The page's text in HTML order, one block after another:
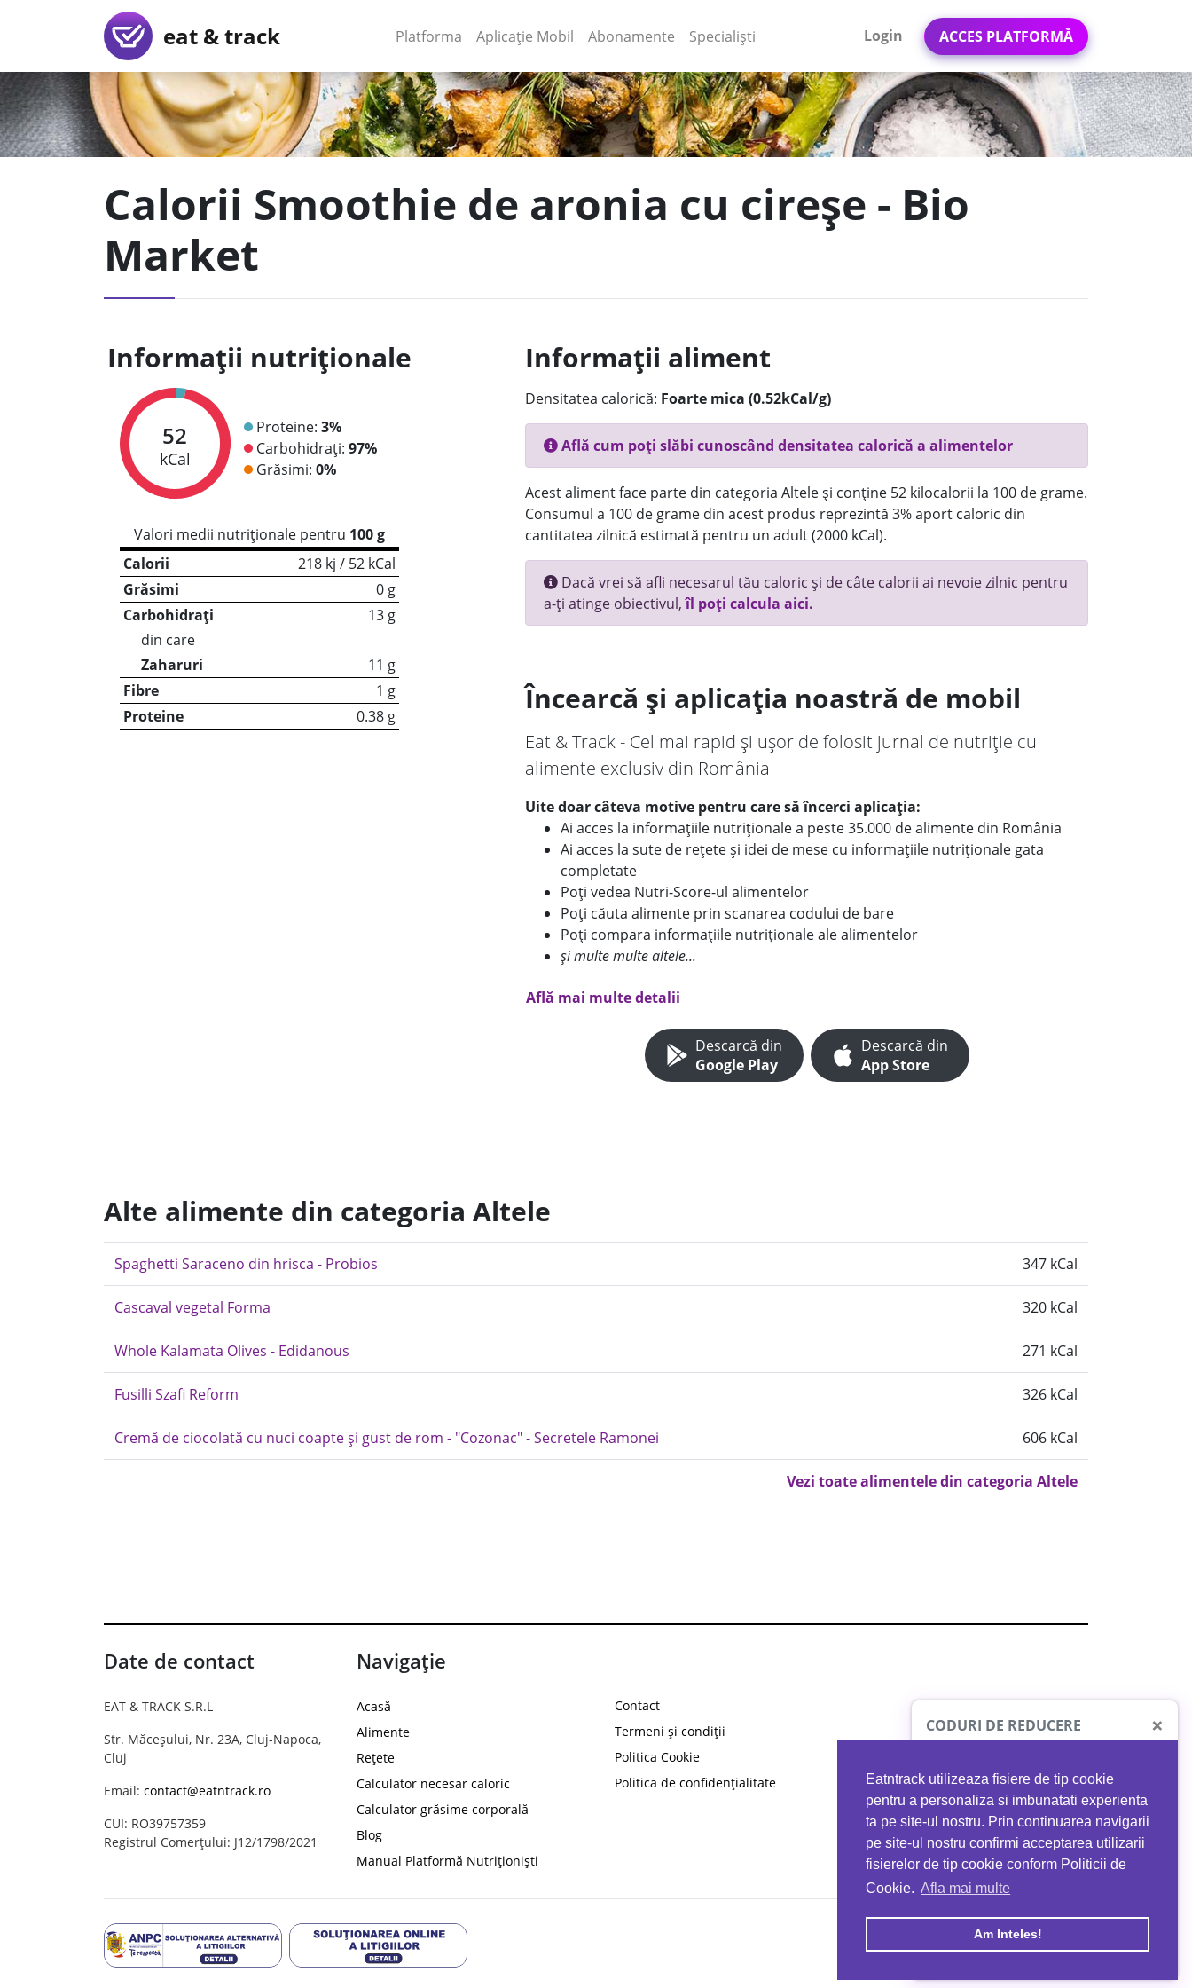
Eatntrack utilizeaza fisiere de tip cookie
pentru a personaliza si imbunatati experienta
ta pe site-ul nostru. Prin continuarea navigarii
pe site-ul nostru confirmi acceptarea utilizarii
fisierelor de tip cookie conform Politicii de
Cookie. Afla mai multe
Am Inteles!
eat & track Platforma (current)
Aplicație Mobil (current)
Abonamente Specialiști Login ACCES PLATFORMĂ
Calorii Smoothie de aronia cu cireșe - Bio
Market
Informații nutriționale
52
kCal
Proteine: 3%
Carbohidrați: 97%
Grăsimi: 0%
Valori medii nutriționale pentru 100 g
Calorii
218 kj / 52 kCal
Grăsimi
0 g
Carbohidrați
13 g
din care
Zaharuri
11 g
Fibre
1 g
Proteine
0.38 g
Informații aliment
Densitatea calorică: Foarte mica (0.52kCal/g)
Află cum poți slăbi cunoscând densitatea calorică a alimentelor
Acest aliment face parte din categoria Altele și conține 52 kilocalorii la 100 de grame.
Consumul a 100 de grame din acest produs reprezintă 3% aport caloric din
cantitatea zilnică estimată pentru un adult (2000 kCal).
Dacă vrei să afli necesarul tău caloric și de câte calorii ai nevoie zilnic pentru
a-ți atinge obiectivul,îl poți calcula aici.
Încearcă și aplicația noastră de mobil
Eat & Track - Cel mai rapid și ușor de folosit jurnal de nutriție cu
alimente exclusiv din România
Uite doar câteva motive pentru care să încerci aplicația:
Ai acces la informațiile nutriționale a peste 35.000 de alimente din România
Ai acces la sute de rețete și idei de mese cu informațiile nutriționale gata
completate
Poți vedea Nutri-Score-ul alimentelor
Poți căuta alimente prin scanarea codului de bare
Poți compara informațiile nutriționale ale alimentelor
și multe multe altele...
Află mai multe detalii
Descarcă din
Google Play
Descarcă din
App Store
Alte alimente din categoria Altele
Spaghetti Saraceno din hrisca - Probios 347 kCal
Cascaval vegetal Forma 320 kCal
Whole Kalamata Olives - Edidanous 271 kCal
Fusilli Szafi Reform 326 kCal
Cremă de ciocolată cu nuci coapte și gust de rom - "Cozonac" - Secretele Ramonei 606 kCal
Vezi toate alimentele din categoria Altele
Date de contact
EAT & TRACK S.R.L
Str. Măceșului, Nr. 23A, Cluj-Napoca,
Cluj
Email: contact@eatntrack.ro
CUI: RO39757359
Registrul Comerțului: J12/1798/2021
Navigație
Acasă
Alimente
Rețete
Calculator necesar caloric
Calculator grăsime corporală
Blog
Manual Platformă Nutriționiști
Contact
Termeni și condiții
Politica Cookie
Politica de confidențialitate
CODURI DE REDUCERE ×
PROTO41
reducere la orice comandă
EATNTRACK
MYPROTEIN
Ai40%reducere la orice comandă
folosind codul EATTRACK